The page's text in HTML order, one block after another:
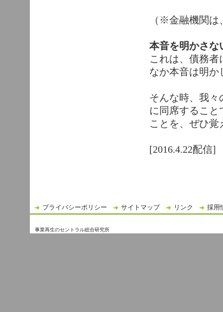
（※金融機関
本音を明かさな
これは、債務
なか本音は明か
そんな時、我々
に同席するこ
ことを、ぜひ
[2016.4.22配信]
プライバシーポリシー サイトマップ リンク 採用
事業再生のセントラル総合研究所